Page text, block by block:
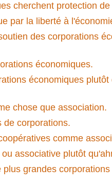
cherchent protection de
par la liberté à
des corporations
économiques.
économiques plutôt
chose que association.
de corporations.
comme
associative plutôt
grandes